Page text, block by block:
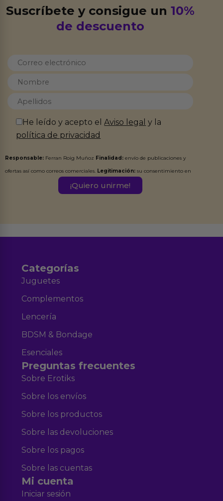
Suscríbete y consigue un10%
de descuento
He leído y acepto elAviso legal y la
política de privacidad
Responsable: Ferran Roig Muñoz Finalidad: envío de publicaciones y
ofertas así como correos comerciales. Legitimación: su consentimiento en
Destinatarios:Ferran Roig Muñoz. Podrás ejercer tus
Categorías
Juguetes
Complementos
Lencería
BDSM & Bondage
Esenciales
Preguntas frecuentes
Sobre Erotiks
Sobre los envíos
Sobre los productos
Sobre las devoluciones
Sobre los pagos
Sobre las cuentas
Mi cuenta
Iniciar sesión